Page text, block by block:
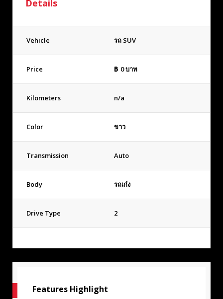
Details
Vehicle รถ SUV
Price ฿ 0บาท
Kilometers n/a
Color ขาว
Transmission Auto
Body รถเก๋ง
Drive Type 2
Features Highlight